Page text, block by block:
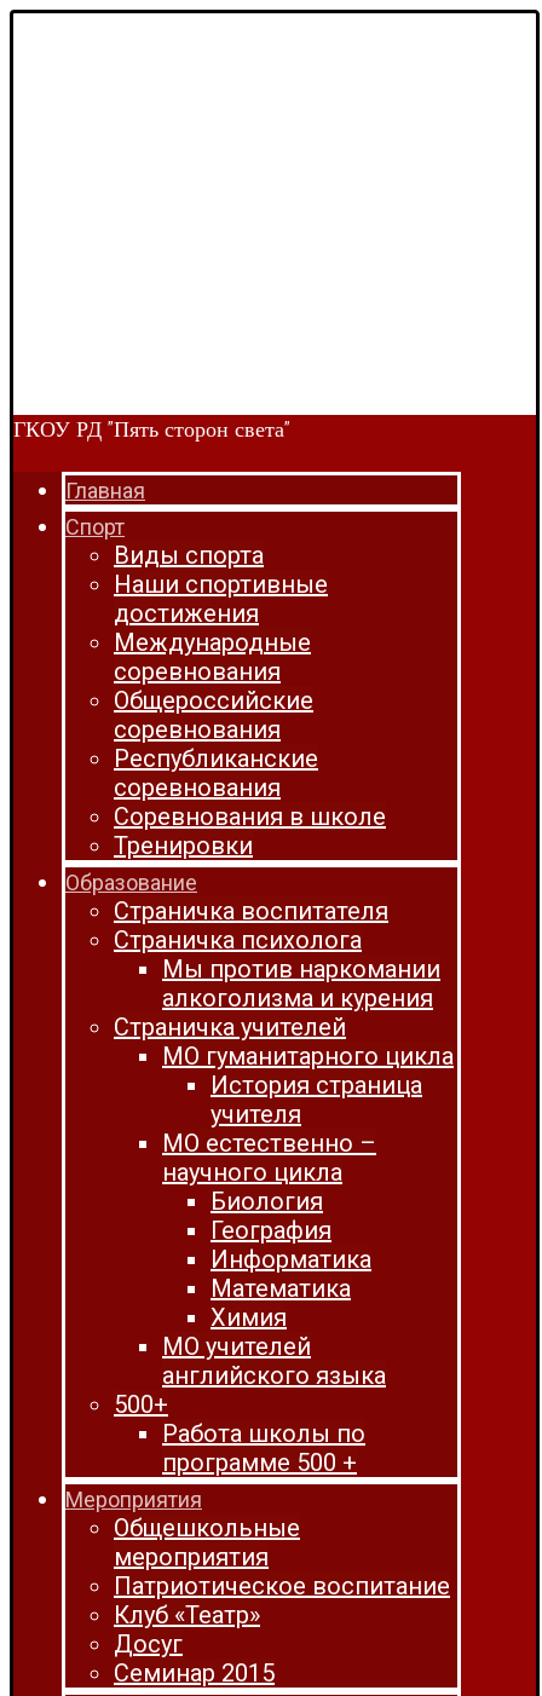
ГКОУ РД "Пять сторон света"
Главная
Спорт
Виды спорта
Наши спортивные
достижения
Международные
соревнования
Общероссийские
соревнования
Республиканские
соревнования
Соревнования в школе
Тренировки
Образование
Страничка воспитателя
Страничка психолога
Мы против наркомании
алкоголизма и курения
Страничка учителей
МО гуманитарного цикла
История страница
учителя
МО естественно –
научного цикла
Биология
География
Информатика
Математика
Химия
МО учителей
английского языка
500+
Работа школы по
программе 500 +
Мероприятия
Общешкольные
мероприятия
Патриотическое воспитание
Клуб «Театр»
Досуг
Семинар 2015